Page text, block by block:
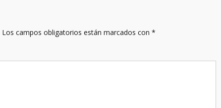
Los campos obligatorios están marcados con *